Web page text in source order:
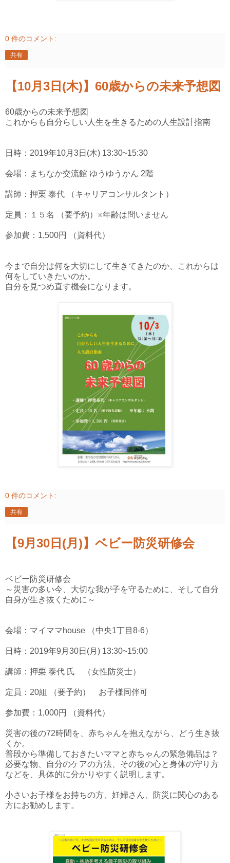
0 件のコメント:
共有
【10月3日(木)】60歳からの未来予想図
60歳からの未来予想図
これからも自分らしい人生を生きるための人生設計指南
日時：2019年10月3日(木) 13:30~15:30
会場：まちなか交流館 ゆうゆうかん 2階
講師：押栗 泰代 （キャリアコンサルタント）
定員：１５名 （要予約）※年齢は問いません
参加費：1,500円 （資料代）
今まで自分は何を大切にして生きてきたのか、これからは
何をしていきたいのか。
自分を見つめ直す機会になります。
0 件のコメント:
共有
【9月30日(月)】ベビー防災研修会
ベビー防災研修会
～災害の多い今、大切な我が子を守るために、そして自分
自身が生き抜くために～
会場：マイママhouse （中央1丁目8-6）
日時：2019年9月30日(月) 13:30~15:00
講師：押栗 泰代 氏 （女性防災士）
定員：20組 （要予約） お子様同伴可
参加費：1,000円 （資料代）
災害の後の72時間を、赤ちゃんを抱えながら、どう生き抜
くか。
普段から準備しておきたいママと赤ちゃんの緊急備品は？
必要な物、自分のケアの方法、その後の心と身体の守り方
などを、具体的に分かりやすく説明します。
小さいお子様をお持ちの方、妊婦さん、防災に関心のある
方にお勧めします。